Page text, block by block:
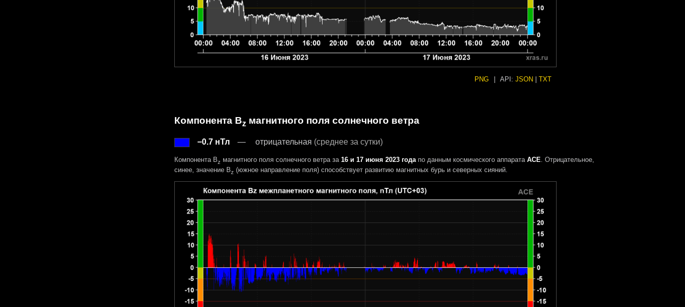
PNG API: JSON TXT
Компонента Bz магнитного поля солнечного ветра
−0.7 нТл отрицательная (среднее за сутки)
Компонента Bz магнитного поля солнечного ветра за 16 и 17 июня 2023 годапо данным космического аппарата ACE . Отрицательное,
синее, значение Bz (южное направление поля) способствует развитию магнитных бурь и северных сияний.